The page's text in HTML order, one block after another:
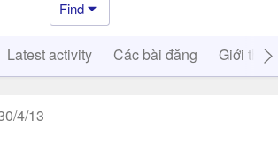
Find
Latest activity Các bài đăng Giới thiệu
4/13